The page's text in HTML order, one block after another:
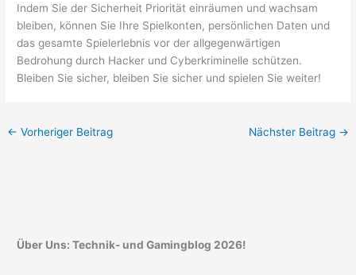
Indem Sie der Sicherheit Priorität einräumen und wachsam
bleiben, können Sie Ihre Spielkonten, persönlichen Daten und
das gesamte Spielerlebnis vor der allgegenwärtigen
Bedrohung durch Hacker und Cyberkriminelle schützen.
Bleiben Sie sicher, bleiben Sie sicher und spielen Sie weiter!
← Vorheriger Beitrag Nächster Beitrag →
Über Uns: Technik- und Gamingblog 2026!